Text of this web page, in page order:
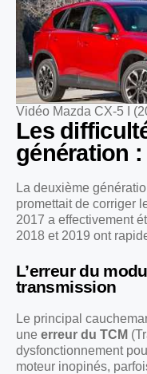
Vidéo Mazda CX-5 I
Les
génération :
La deuxième
promettait de corriger
2017 a effectivement
2018 et 2019 ont
L’erreur du
transmission
Le principal
une erreur du TCM
dysfonctionnement
moteur inopinés,